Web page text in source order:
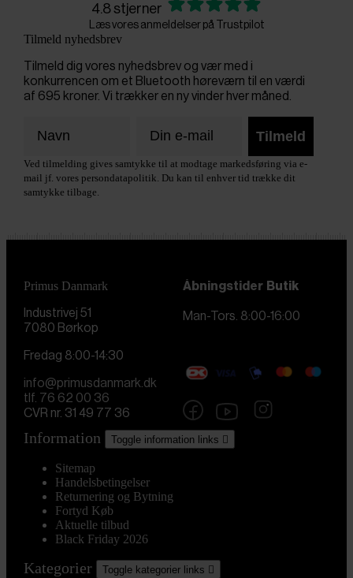
4.8 stjerner
Læs vores anmeldelser på Trustpilot
Tilmeld nyhedsbrev
Tilmeld dig vores nyhedsbrev og vær med i
konkurrencen om et Bluetooth høreværn til en værdi
af 695 kroner. Vi trækker en ny vinder hver måned.
Tilmeld
Ved tilmelding gives samtykke til at modtage markedsføring via e-
mail jf. vores persondatapolitik. Du kan til enhver tid trække dit
samtykke tilbage.
Primus Danmark
Industrivej 51
7080 Børkop
Åbningstider Butik
Man-Tors. 8:00-16:00
Fredag 8:00-14:30
info@primusdanmark.dk
tlf. 76 62 00 36
CVR nr. 31 49 77 36
Information Toggle information links 
Sitemap
Handelsbetingelser
Returnering og Bytning
Fortyd Køb
Aktuelle tilbud
Black Friday 2026
Kategorier Toggle kategorier links 